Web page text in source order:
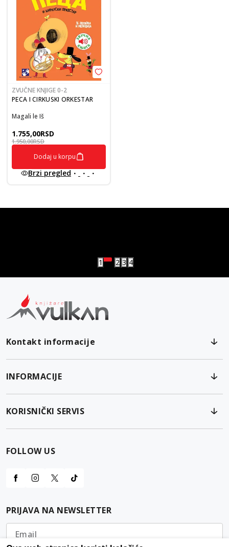
ZVUČNE KNJIGE 0-2
PECA I CIRKUSKI ORKESTAR
Magali le Iš
1.755,00RSD
1.950,00RSD
Dodaj u korpu
Brzi pregled
1 2 3 4
Kontakt informacije
INFORMACIJE
KORISNIČKI SERVIS
FOLLOW US
PRIJAVA NA NEWSLETTER
Email